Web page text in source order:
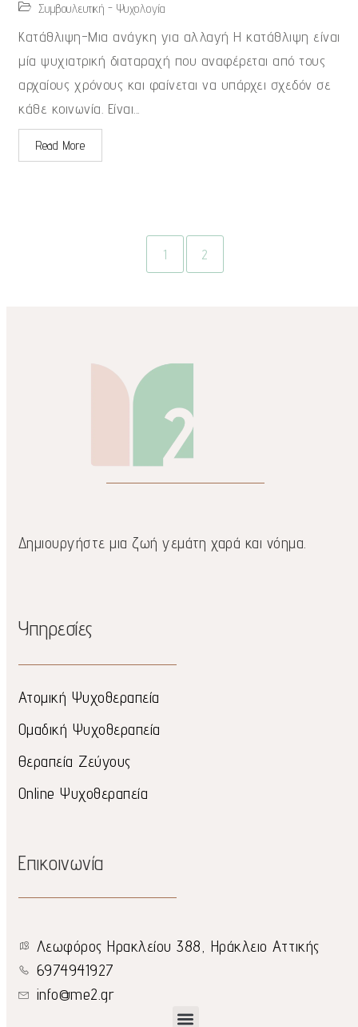
Συμβουλευτική - Ψυχολογία
Κατάθλιψη-Μια ανάγκη για αλλαγή Η κατάθλιψη είναι
μία ψυχιατρική διαταραχή που αναφέρεται από τους
αρχαίους χρόνους και φαίνεται να υπάρχει σχεδόν σε
κάθε κοινωνία. Είναι...
Read More
1 2
Δημιουργήστε μια ζωή γεμάτη χαρά και νόημα.
Υπηρεσίες
Ατομική Ψυχοθεραπεία
Ομαδική Ψυχοθεραπεία
Θεραπεία Ζεύγους
Online Ψυχοθεραπεία
Επικοινωνία
Λεωφόρος Ηρακλείου 388, Ηράκλειο Αττικής
6974941927
info@me2.gr